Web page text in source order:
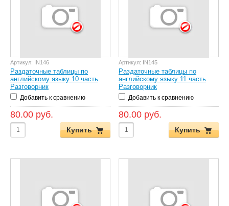
Артикул: IN146
Раздаточные таблицы по
английскому языку 10 часть
Разговорник
Добавить к сравнению
80.00 руб.
Купить
Артикул: IN145
Раздаточные таблицы по
английскому языку 11 часть
Разговорник
Добавить к сравнению
80.00 руб.
Купить